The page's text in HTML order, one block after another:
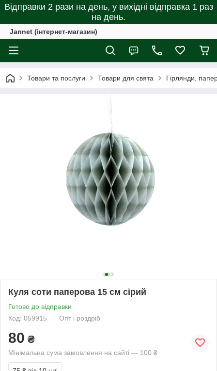
Відправки 2 рази на день, у вихідні відправка 1 раз
на день.
Jannet (інтернет-магазин)
Товари та послуги Товари для свята Гірлянди,
Куля соти паперова 15 см сірий
Готово до відправки
Код: 059915
Опт і роздріб
80 ₴
Мінімальна сума замовлення на сайті — 100 ₴